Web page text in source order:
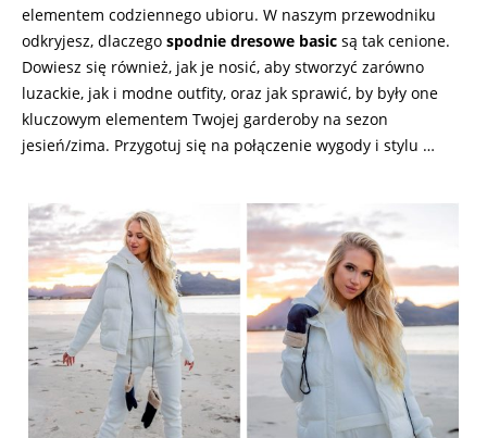
elementem codziennego ubioru. W naszym przewodniku
odkryjesz, dlaczego spodnie dresowe basic są tak cenione.
Dowiesz się również, jak je nosić, aby stworzyć zarówno
luzackie, jak i modne outfity, oraz jak sprawić, by były one
kluczowym elementem Twojej garderoby na sezon
jesień/zima. Przygotuj się na połączenie wygody i stylu …